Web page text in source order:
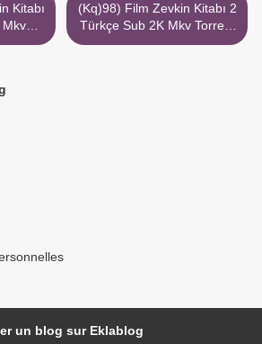
Mkv
(Kq)98) Film Zevkin Kitabı 2
Türkçe Sub 2K Mkv Torrent
Magnet Webteizle Vip >
un blog sur Eklablog